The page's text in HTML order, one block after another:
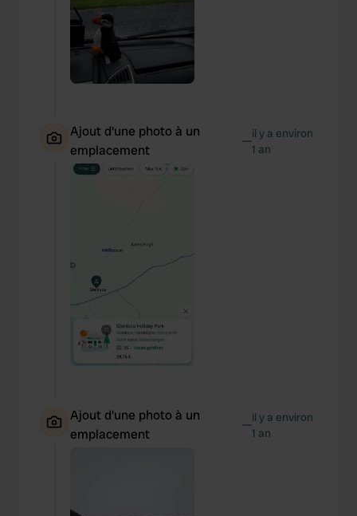
Ajout d'une photo à un
emplacement
—il y a environ
1 an
Ajout d'une photo à un
emplacement
—il y a environ
1 an